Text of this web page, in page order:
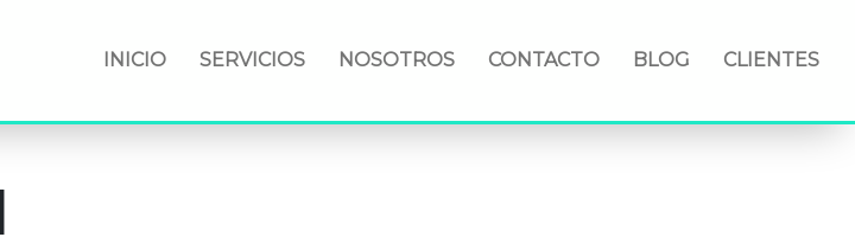
INICIO SERVICIOS NOSOTROS CONTACTO BLOG CLIENTES